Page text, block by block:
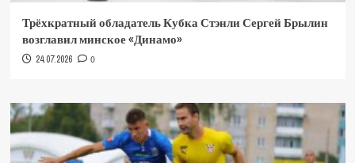
Трёхкратный обладатель Кубка Стэнли Сергей Брылин
возглавил минское «Динамо»
24.07.2026 0